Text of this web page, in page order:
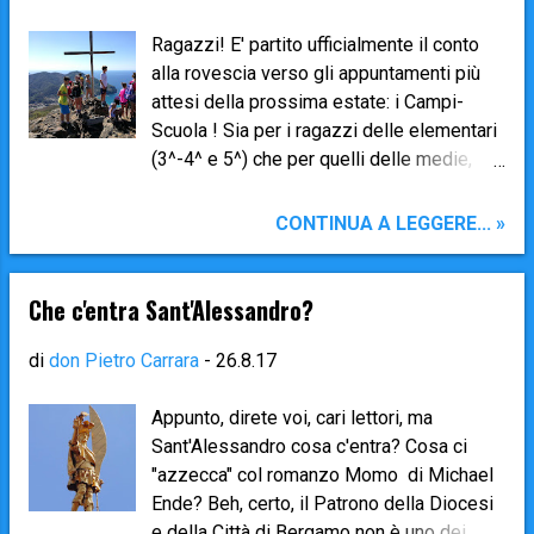
davanti all’Oratorio di Brembilla . Alle 8.30
puntualissimi si parte col pullman per
raggiungere l’ Acquasplash Franciacorta
(BS). ↪ Per chi è soggetto a scottature
consigliamo una buona dose di crema
di pullman) è bene prenda una pastiglietta
non faccia una colazione esagerata.
Occorrono gli indumenti e gli accessori da
Ragazzi! E' partito ufficialmente il conto
alla rovescia verso gli appuntamenti più
attesi della prossima estate: i Campi-
Scuola ! Sia per i ragazzi delle elementari
(3^-4^ e 5^) che per quelli delle medie,
importantissimi di crescita per completare
durante l'anno nelle nostre Parrocchie e
negli Oratori col catechismo e il CRE. Qui
essenziali sulle date (così da permettere
per le ferie), la logistica, i costi, i giorni e
termini per l'iscrizione. Trovate anche il
formato PDF dei due moduli di iscrizione
(che comunque saranno distribuiti in
CONTINUA A LEGGERE... »
Che c'entra Sant'Alessandro?
di don Pietro Carrara - 26.8.17
Appunto, direte voi, cari lettori, ma
Sant'Alessandro cosa c'entra? Cosa ci
"azzecca" col romanzo Momo di Michael
Ende? Beh, certo, il Patrono della Diocesi